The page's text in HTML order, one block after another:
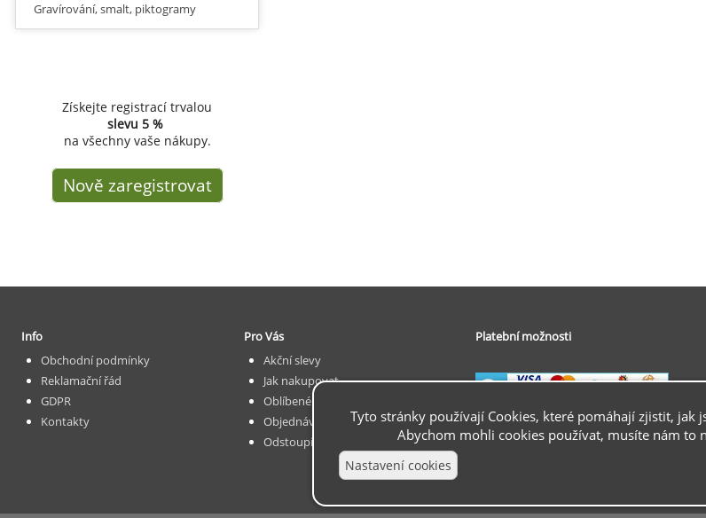
Gravírování, smalt, piktogramy
Získejte registrací trvalou
slevu 5 %
na všechny vaše nákupy.
Nově zaregistrovat
Info
Obchodní podmínky
Reklamační řád
GDPR
Kontakty
Pro Vás
Akční slevy
Jak nakupovat
Oblíbené
Objednávka
Odstoupit od smlouvy
Platební možnosti
Tyto stránky používají Cookies, které pomáhají zjistit, jak
Abychom mohli cookies používat, musíte nám to